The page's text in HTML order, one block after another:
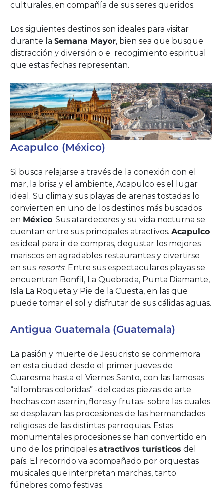
culturales, en compañía de sus seres queridos.
Los siguientes destinos son ideales para visitar
durante la Semana Mayor, bien sea que busque
distracción y diversión o el recogimiento espiritual
que estas fechas representan.
Acapulco (México)
Si busca relajarse a través de la conexión con el
mar, la brisa y el ambiente, Acapulco es el lugar
ideal. Su clima y sus playas de arenas tostadas lo
convierten en uno de los destinos más buscados
en México. Sus atardeceres y su vida nocturna se
cuentan entre sus principales atractivos. Acapulco
es ideal para ir de compras, degustar los mejores
mariscos en agradables restaurantes y divertirse
en sus resorts. Entre sus espectaculares playas se
encuentran Bonfil, La Quebrada, Punta Diamante,
Isla La Roqueta y Pie de la Cuesta, en las que
puede tomar el sol y disfrutar de sus cálidas aguas.
Antigua Guatemala (Guatemala)
La pasión y muerte de Jesucristo se conmemora
en esta ciudad desde el primer jueves de
Cuaresma hasta el Viernes Santo, con las famosas
“alfombras coloridas” -delicadas piezas de arte
hechas con aserrín, flores y frutas- sobre las cuales
se desplazan las procesiones de las hermandades
religiosas de las distintas parroquias. Estas
monumentales procesiones se han convertido en
uno de los principales atractivos turísticos del
país. El recorrido va acompañado por orquestas
musicales que interpretan marchas, tanto
fúnebres como festivas.